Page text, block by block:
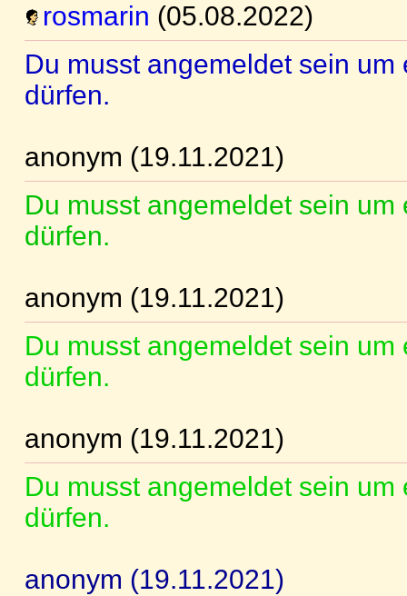
rosmarin (05.08.2022)
Du musst angemeldet sein um
dürfen.
anonym (19.11.2021)
Du musst angemeldet sein um
dürfen.
anonym (19.11.2021)
Du musst angemeldet sein um
dürfen.
anonym (19.11.2021)
Du musst angemeldet sein um
dürfen.
anonym (19.11.2021)